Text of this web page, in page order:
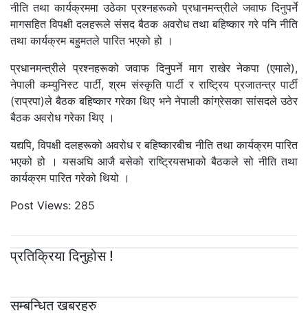
नीति तथा कार्यक्रममा उठेका प्रश्नहरूको प्रधानमन्त्रीले जवाफ दिनुपर्ने
मागसहित विपक्षी दलहरूले संसद बैठक अवरोध तथा बहिष्कार गरे पनि नीति
तथा कार्यक्रम बहुमतले पारित भएको हो ।
प्रधानमन्त्रीले प्रश्नहरूको जवाफ दिनुपर्ने माग राखेर नेकपा (एमाले),
नेपाली कम्युनिस्ट पार्टी, श्रम स‌ंस्कृति पार्टी र राष्ट्रिय प्रजातन्त्र पार्टी
(राप्रपा)ले बैठक बहिष्कार गरेका थिए भने नेपाली कांग्रेसका सांसदले उठेर
बैठक अवरोध गरेका थिए ।
यद्यपि, विपक्षी दलहरूको अवरोध र बहिष्कारबीच नीति तथा कार्यक्रम पारित
भएको हो । यसअघि आजै बसेको राष्ट्रियसभाको बैठकले सो नीति तथा
कार्यक्रम पारित गरेको थियो ।
Post Views: 285
प्रतिक्रिया दिनुहोस !
सम्बन्धित खबरहरु